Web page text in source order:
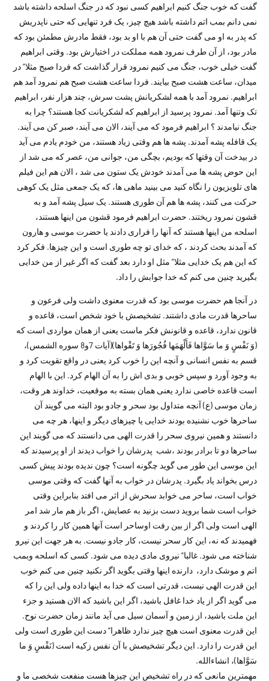
گفت که خوب جنگ کنیم ابراهیم کسی نبود که در جنگ اسلحه داشته باشد
نمی دانم بمب اتم داشته باشد هیچ چیز، یک فرد تنهایی که حتی ناپدریش
که پدر به او می گفت حتی آن هم با او بد بود، فقط مادرش مطمئن بود که
مادر بود، از آن طرف نمرود همه مملکت در اختیارش بود. وقتی ابراهیم
گفت خیلی خوب، جنگ می کنیم نمرود قرار گذاشت که فردا صبح مثلا” در
میدان، ساعت هشت صبح بیایند. فردا ساعت هشت صبح هم نمرود آمد هم
ابراهیم. نمرود آمد با همه لشکریانش پشت سرش، چند هزار نفر، ابراهیم
تک وتنها آمد. نمرود پرسید از ابراهیم که لشکریانت کجا هستند؟ چرا به
جنگ نیامدند ؟ ابراهیم فرمود که می آیند، الان می آیند، صبر کن می آیند.
یک قافله پشه آمدند. پشه ها هم وقتی زیاد هستند، من خودم یادم می آید
در بیدخت آن وقتها که بودیم، بچگی من، جوانی من، عصر که می شد از
این حوض پشه ها می آمدند خودش یک ستون می شد ، الان هم این فیلم
های تلویزیون را نگاه کنید می بینید ماهی ها، که یک جمعی مثل یک کوهی
حرکت می کنند، پشه ها هم آن طوری هستند. یک سیل پشه آمد و به
قشون نمرود ریختند. حضرت ابراهیم فرمود قشون من اینها هستند،
اسلحه من اینها هستند که آنها را فراری دادند یا حضرت موسی و هارون
که آمدند بحث کردند ، که خدای تو چه طوری است و این چیزها. فکر کرد
که این هم یک خدایی مثلا” مثل او دارد بعد گفت که اگر غیر از من خدایی
بگیرید چنین می کنم که خدا جوابش را داد.
در آنجا هم حضرت موسی بود که قدرت معنوی داشت ولی فرعون و
ساحرها قدرت مادی داشتند. تشخیصش با خود شخص است، قاعده و
قانون ندارد، قاعده و قانونش فکر ماست یعنی از همان مواردی است که
(وَ نَفْسٍ وَ ما سَوَّاها فَأَلْهَمَها فُجُورَها وَ تَقْواها)(آیات 7و8 سوره الشمس)،
قسم به نفس انسانی و آنچه این را خوب کرد یعنی در واقع تقویت کرد و
به وجود آورد و سپس خوبی و بدی اش را به آن الهام کرد. این با الهام
است قاعده خاصی ندارد یعنی همان بسته به موقعیت، خداوند هر وقت،
زمان موسی (ع) آنچه متداول بود سحر و جادو بود البته می گویند آن
ساحرها خوب نشنیده بودند خدایی یا چیزهای دیگر و اینها، هر چه می
دانستند و همین نیروی سحر را قدرت الهی می دانستند که می گویند این
ساحرها دو تا برادر بودند ،شب پدرشان را خواب دیدند از او پرسیدند که
این موسی این طور می گوید چگونه است؟ چون ندیده بودند پیش کسی
درس بخواند یاد بگیرد. پدرشان در خواب به آنها گفت که وقتی موسی
خواب است، ساحر می خوابد سحرش از اثر می افتد بنابراین وقتی
خواب است شما بروید دست بزنید به عصایش، اگر باز هم مار شد امر
الهی است ولی اگر از بین رفت اوساحر است آنها همین کار را کردند و
فهمیدند که نه، این کار سحر نیست، کار جادو نیست. به هر جهت این نیرو
شناخته می شود. غالبا” نیروی مادی دیده می شود. کسی که اسلحه وبمب
اتم و موشک دارد، دارنده اینها وقتی بگوید اگر نکنید چنین می کنم خوب
این قدرت الهی نیست، قدرتی است که خدا به اینها داده ولی این را که
می گوید اگر از یاد خدا غافل باشید، اگر این باشید که الان هستید و جزء
این ملت باشید، از زمین و آسمان سیل می آید مانند زمان حضرت نوح.
این قدرت معنوی است هیچ چیز ندارد ظاهرا” دست این طوری است ولی
این قدرت را دارد. این دیگر تشخیصش با آن نفس زکیه است (نَفْسٍ وَ ما
سَوَّاها)، انشاءالله.
مهمترین مانعی که در راه تشخیص این چیزها هست منفعت شخصی ما و